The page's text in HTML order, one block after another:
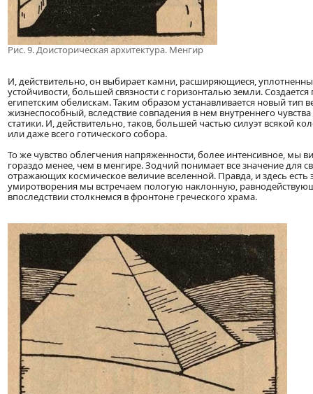
Рис. 9. Доисторическая архитектура. Менгир
И, действительно, он выбирает камни, расширяющиеся,
устойчивости, большей связности с горизонталью земли.
египетским обелискам. Таким образом устанавливается новый тип
жизнеспособный, вследствие совпадения в нем внутреннего
статики. И, действительно, таков, большей частью силуэт всякой
или даже всего готического собора.
То же чувство облегчения напряженности, более интенсивное, мы
гораздо менее, чем в менгире. Зодчий понимает все значение для
отражающих космическое величие вселенной. Правда, и здесь
умиротворения мы встречаем пологую наклонную,
впоследствии столкнемся в фронтоне греческого храма.